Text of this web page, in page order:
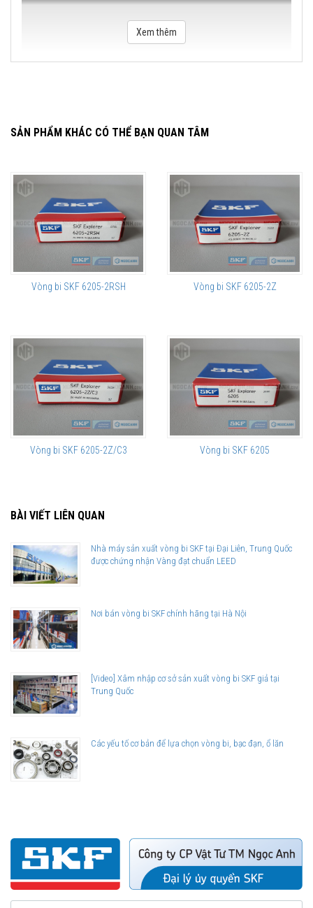
Xem thêm
SẢN PHẨM KHÁC CÓ THỂ BẠN QUAN TÂM
Vòng bi SKF 6205-2RSH Vòng bi SKF 6205-2Z
Vòng bi SKF 6205-2Z/C3 Vòng bi SKF 6205
BÀI VIẾT LIÊN QUAN
Nhà máy sản xuất vòng bi SKF tại Đại Liên, Trung Quốc
được chứng nhận Vàng đạt chuẩn LEED
Nơi bán vòng bi SKF chính hãng tại Hà Nội
[Video] Xâm nhập cơ sở sản xuất vòng bi SKF giả tại
Trung Quốc
Các yếu tố cơ bản để lựa chọn vòng bi, bạc đạn, ổ lăn